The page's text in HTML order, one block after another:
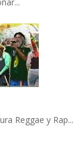
Reggae y Rap...